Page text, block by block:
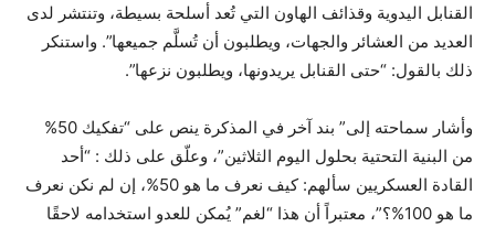
القنابل اليدوية وقذائف الهاون التي تُعد أسلحة بسيطة، وتنتشر لدى
العديد من العشائر والجهات، ويطلبون أن تُسلَّم جميعها”. واستنكر
ذلك بالقول: “حتى القنابل يريدونها، ويطلبون نزعها”.
وأشار سماحته إلى” بند آخر في المذكرة ينص على “تفكيك 50%
من البنية التحتية بحلول اليوم الثلاثين”، وعلّق على ذلك : “أحد
القادة العسكريين سألهم: كيف نعرف ما هو 50%، إن لم نكن نعرف
ما هو 100%؟”، معتبراً أن هذا “لغم” يُمكن للعدو استخدامه لاحقًا